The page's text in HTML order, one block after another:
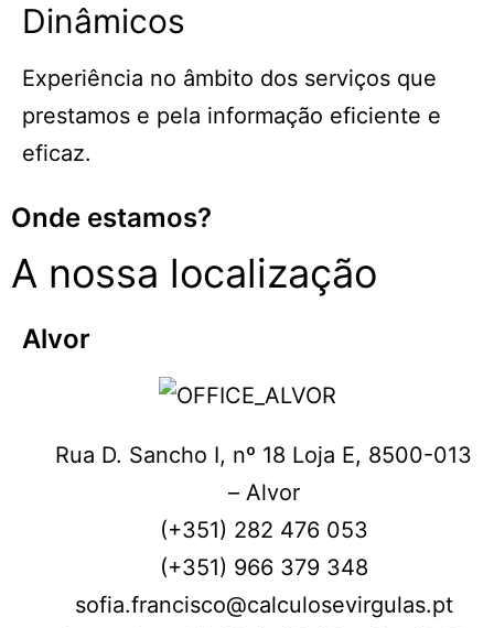
Dinâmicos
Experiência no âmbito dos serviços que
prestamos e pela informação eficiente e
eficaz.
Onde estamos?
A nossa localização
Alvor
Rua D. Sancho I, nº 18 Loja E, 8500-013
– Alvor
(+351) 282 476 053
(+351) 966 379 348
sofia.francisco@calculosevirgulas.pt